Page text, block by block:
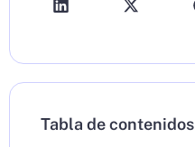
Tabla de contenidos